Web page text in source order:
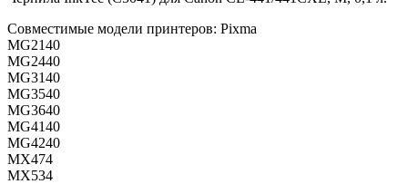
CL-
441/441CXL,
M,
0,1
л.
Совместимые модели принтеров: Pixma
MG2140
MG2440
MG3140
MG3540
MG3640
MG4140
MG4240
MX474
MX534